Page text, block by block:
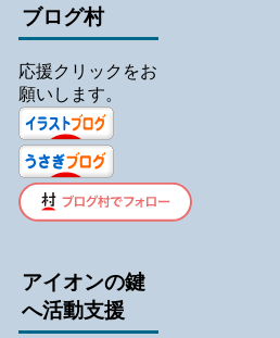
ブログ村
応援クリックをお
願いします。
アイオンの鍵
へ活動支援